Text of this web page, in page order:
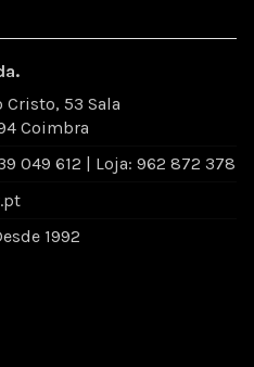
Cristo, 53 Sala
Coimbra
049 612 | Loja: 962 872 378
1992